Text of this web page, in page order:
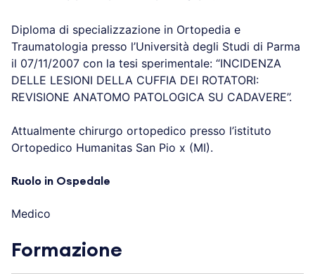
Diploma di specializzazione in Ortopedia e
Traumatologia presso l’Università degli Studi di Parma
il 07/11/2007 con la tesi sperimentale: “INCIDENZA
DELLE LESIONI DELLA CUFFIA DEI ROTATORI:
REVISIONE ANATOMO PATOLOGICA SU CADAVERE”.
Attualmente chirurgo ortopedico presso l’istituto
Ortopedico Humanitas San Pio x (MI).
Ruolo in Ospedale
Medico
Formazione